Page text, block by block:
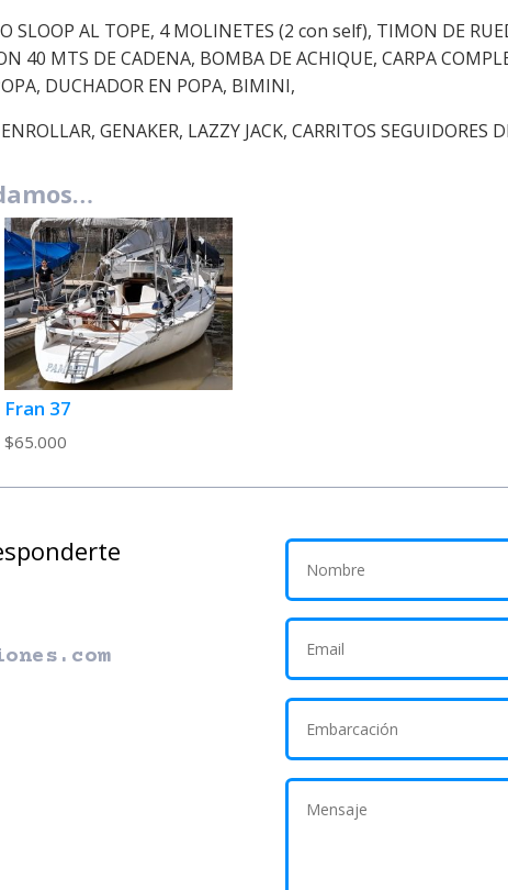
SLOOP AL TOPE, 4 MOLINETES (2 con self), TIMON DE
40 MTS DE CADENA, BOMBA DE ACHIQUE, CARPA
DUCHADOR EN POPA, BIMINI,
GENAKER, LAZZY JACK, CARRITOS SEGUIDORES
Fran 37
$65.000